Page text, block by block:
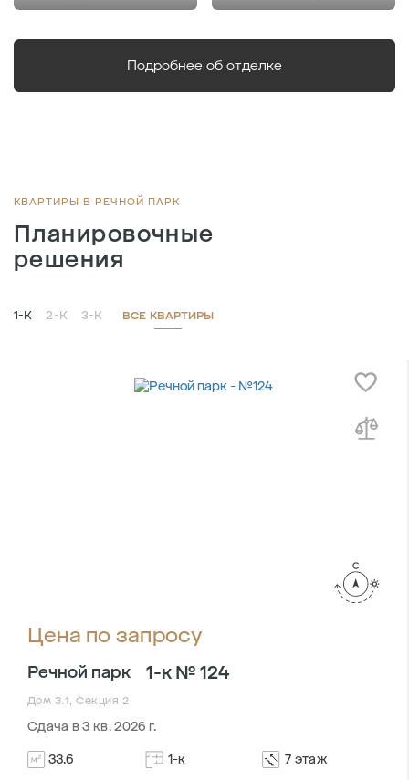
Подробнее об отделке
КВАРТИРЫ В РЕЧНОЙ ПАРК
Планировочные
решения
1-К 2-К 3-К ВСЕ КВАРТИРЫ
Цена по запросу
Речной парк 1-к № 124
Дом 3.1, Секция 2
Сдача в 3 кв. 2026 г.
33.6 1-к 7 этаж